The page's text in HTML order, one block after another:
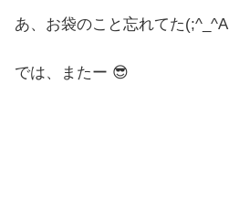
あ、お袋のこと忘れてた(;^_^A
では、またー 😎